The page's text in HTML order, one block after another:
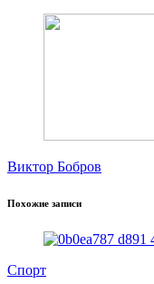
Виктор Бобров
Похожие записи
Спорт